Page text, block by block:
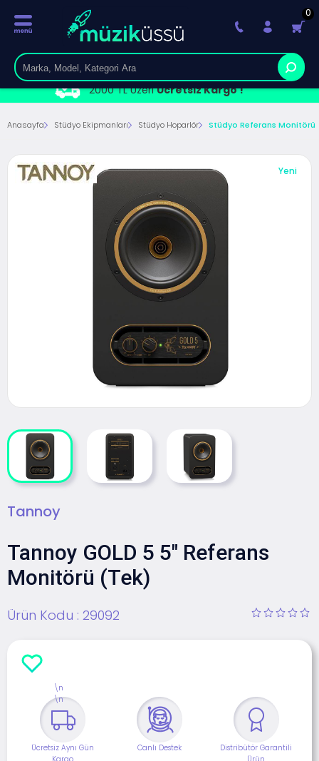
2000 TL ÜzeriÜcretsiz Kargo !
0
Anasayfa Stüdyo Ekipmanları Stüdyo Hoparlör Stüdyo Referans Monitörü
Yeni
Tannoy
Tannoy GOLD 5 5" Referans
Monitörü (Tek)
Ürün Kodu : 29092
Ücretsiz Aynı Gün
Canlı Destek
Distribütör Garantili
\n
\n